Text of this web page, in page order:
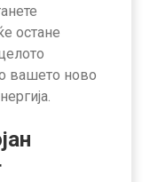
остане
вашето ново